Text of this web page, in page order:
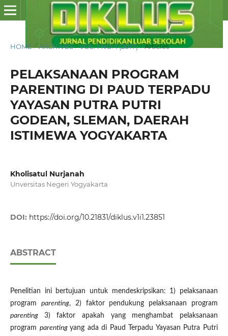
HOME / ARCHIVES / VOL. 1 NO. 1 (2017) / Articles
PELAKSANAAN PROGRAM
PARENTING DI PAUD TERPADU
YAYASAN PUTRA PUTRI
GODEAN, SLEMAN, DAERAH
ISTIMEWA YOGYAKARTA
Kholisatul Nurjanah
Unversitas Negeri Yogyakarta
DOI: https://doi.org/10.21831/diklus.v1i1.23851
ABSTRACT
Penelitian ini bertujuan untuk mendeskripsikan: 1) pelaksanaan
program parenting, 2) faktor pendukung pelaksanaan program
parenting 3) faktor apakah yang menghambat pelaksanaan
program parentingyang ada di Paud Terpadu Yayasan Putra Putri